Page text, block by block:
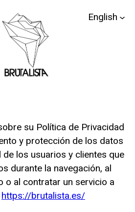
English
su Política de Privacidad
y protección de los datos
los usuarios y clientes que
durante la navegación, al
o al contratar un servicio a
https://brutalista.es/